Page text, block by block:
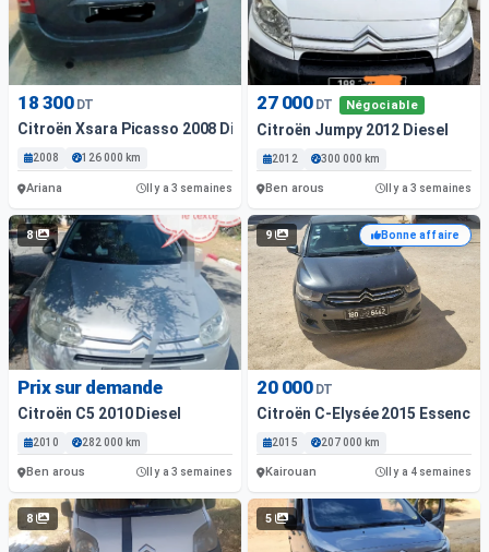
18 300 DT
Citroën Xsara Picasso 2008 Diesel
2008 126 000 km
Ariana Il y a 3 semaines
27 000 DT Négociable
Citroën Jumpy 2012 Diesel
2012 300 000 km
Ben arous Il y a 3 semaines
8
Prix sur demande
Citroën C5 2010 Diesel
2010 282 000 km
Ben arous Il y a 3 semaines
9 Bonne affaire
20 000 DT
Citroën C-Elysée 2015 Essence
2015 207 000 km
Kairouan Il y a 4 semaines
8 5